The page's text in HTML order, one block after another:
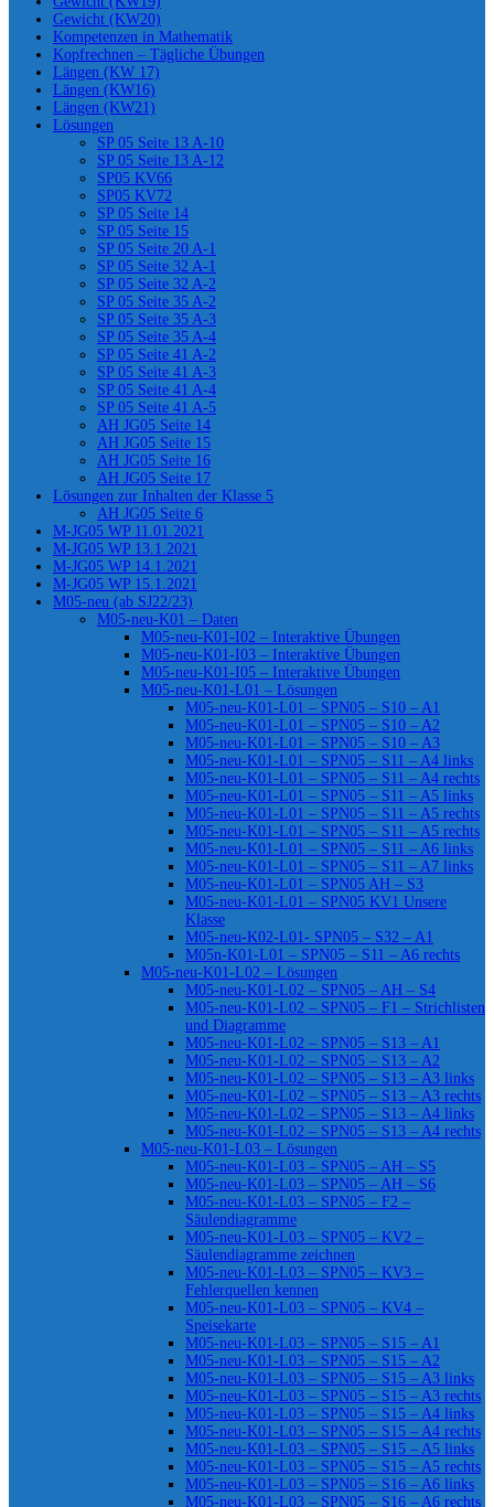
Gewicht (KW20)
Kompetenzen in Mathematik
Kopfrechnen – Tägliche Übungen
Längen (KW 17)
Längen (KW16)
Längen (KW21)
Lösungen
SP 05 Seite 13 A-10
SP 05 Seite 13 A-12
SP05 KV66
SP05 KV72
SP 05 Seite 14
SP 05 Seite 15
SP 05 Seite 20 A-1
SP 05 Seite 32 A-1
SP 05 Seite 32 A-2
SP 05 Seite 35 A-2
SP 05 Seite 35 A-3
SP 05 Seite 35 A-4
SP 05 Seite 41 A-2
SP 05 Seite 41 A-3
SP 05 Seite 41 A-4
SP 05 Seite 41 A-5
AH JG05 Seite 14
AH JG05 Seite 15
AH JG05 Seite 16
AH JG05 Seite 17
Lösungen zur Inhalten der Klasse 5
AH JG05 Seite 6
M-JG05 WP 11.01.2021
M-JG05 WP 13.1.2021
M-JG05 WP 14.1.2021
M-JG05 WP 15.1.2021
M05-neu (ab SJ22/23)
M05-neu-K01 – Daten
M05-neu-K01-I02 – Interaktive Übungen
M05-neu-K01-I03 – Interaktive Übungen
M05-neu-K01-I05 – Interaktive Übungen
M05-neu-K01-L01 – Lösungen
M05-neu-K01-L01 – SPN05 – S10 – A1
M05-neu-K01-L01 – SPN05 – S10 – A2
M05-neu-K01-L01 – SPN05 – S10 – A3
M05-neu-K01-L01 – SPN05 – S11 – A4 links
M05-neu-K01-L01 – SPN05 – S11 – A4 rechts
M05-neu-K01-L01 – SPN05 – S11 – A5 links
M05-neu-K01-L01 – SPN05 – S11 – A5 rechts
M05-neu-K01-L01 – SPN05 – S11 – A5 rechts
M05-neu-K01-L01 – SPN05 – S11 – A6 links
M05-neu-K01-L01 – SPN05 – S11 – A7 links
M05-neu-K01-L01 – SPN05 AH – S3
M05-neu-K01-L01 – SPN05 KV1 Unsere
Klasse
M05-neu-K02-L01- SPN05 – S32 – A1
M05n-K01-L01 – SPN05 – S11 – A6 rechts
M05-neu-K01-L02 – Lösungen
M05-neu-K01-L02 – SPN05 – AH – S4
M05-neu-K01-L02 – SPN05 – F1 – Strichlisten
und Diagramme
M05-neu-K01-L02 – SPN05 – S13 – A1
M05-neu-K01-L02 – SPN05 – S13 – A2
M05-neu-K01-L02 – SPN05 – S13 – A3 links
M05-neu-K01-L02 – SPN05 – S13 – A3 rechts
M05-neu-K01-L02 – SPN05 – S13 – A4 links
M05-neu-K01-L02 – SPN05 – S13 – A4 rechts
M05-neu-K01-L03 – Lösungen
M05-neu-K01-L03 – SPN05 – AH – S5
M05-neu-K01-L03 – SPN05 – AH – S6
M05-neu-K01-L03 – SPN05 – F2 –
Säulendiagramme
M05-neu-K01-L03 – SPN05 – KV2 –
Säulendiagramme zeichnen
M05-neu-K01-L03 – SPN05 – KV3 –
Fehlerquellen kennen
M05-neu-K01-L03 – SPN05 – KV4 –
Speisekarte
M05-neu-K01-L03 – SPN05 – S15 – A1
M05-neu-K01-L03 – SPN05 – S15 – A2
M05-neu-K01-L03 – SPN05 – S15 – A3 links
M05-neu-K01-L03 – SPN05 – S15 – A3 rechts
M05-neu-K01-L03 – SPN05 – S15 – A4 links
M05-neu-K01-L03 – SPN05 – S15 – A4 rechts
M05-neu-K01-L03 – SPN05 – S15 – A5 links
M05-neu-K01-L03 – SPN05 – S15 – A5 rechts
M05-neu-K01-L03 – SPN05 – S16 – A6 links
M05-neu-K01-L03 – SPN05 – S16 – A6 rechts